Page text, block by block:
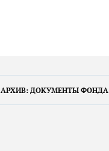
АРХИВ: ДОКУМЕНТЫ ФОНДА